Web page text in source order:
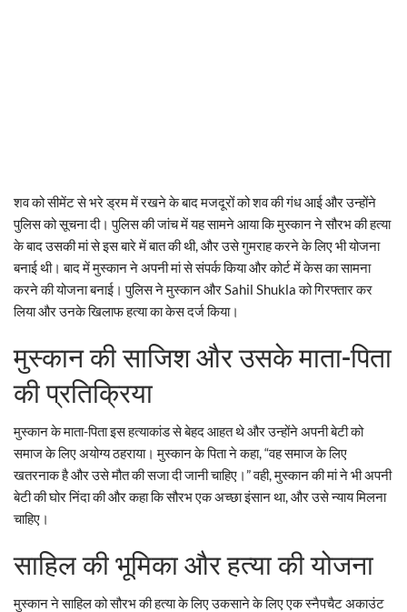
शव को सीमेंट से भरे ड्रम में रखने के बाद मजदूरों को शव की गंध आई और उन्होंने
पुलिस को सूचना दी। पुलिस की जांच में यह सामने आया कि मुस्कान ने सौरभ की हत्या
के बाद उसकी मां से इस बारे में बात की थी, और उसे गुमराह करने के लिए भी योजना
बनाई थी। बाद में मुस्कान ने अपनी मां से संपर्क किया और कोर्ट में केस का सामना
करने की योजना बनाई। पुलिस ने मुस्कान और Sahil Shukla को गिरफ्तार कर
लिया और उनके खिलाफ हत्या का केस दर्ज किया।
मुस्कान की साजिश और उसके माता-पिता
की प्रतिक्रिया
मुस्कान के माता-पिता इस हत्याकांड से बेहद आहत थे और उन्होंने अपनी बेटी को
समाज के लिए अयोग्य ठहराया। मुस्कान के पिता ने कहा, “वह समाज के लिए
खतरनाक है और उसे मौत की सजा दी जानी चाहिए।” वही, मुस्कान की मां ने भी अपनी
बेटी की घोर निंदा की और कहा कि सौरभ एक अच्छा इंसान था, और उसे न्याय मिलना
चाहिए।
साहिल की भूमिका और हत्या की योजना
मुस्कान ने साहिल को सौरभ की हत्या के लिए उकसाने के लिए एक स्नैपचैट अकाउंट